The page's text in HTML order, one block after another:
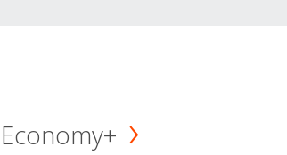
Economy+